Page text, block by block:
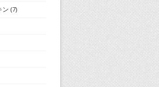
ン (7)